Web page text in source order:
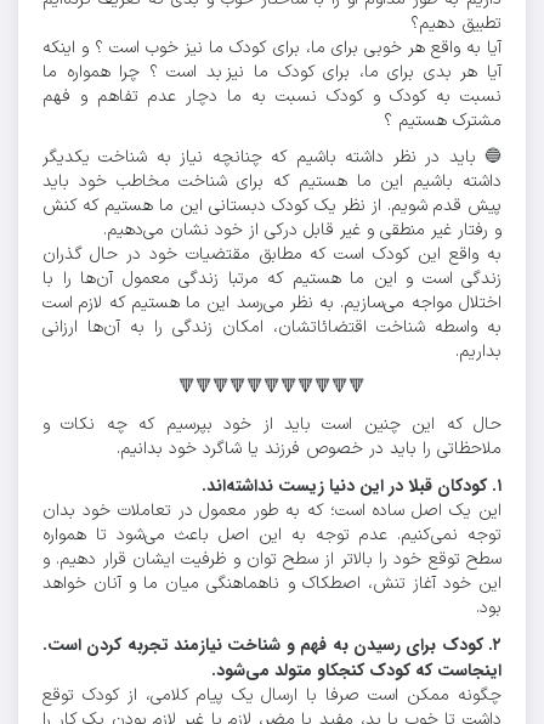
تطبیق دهیم؟
آیا به واقع هر خوبی برای ما، برای کودک ما نیز خوب است ؟ و اینکه
آیا هر بدی برای ما، برای کودک ما نیز بد است ؟ چرا همواره ما
نسبت به کودک و کودک نسبت به ما دچار عدم تفاهم و فهم
مشترک هستیم ؟
🔵 باید در نظر داشته باشیم که چنانچه نیاز به شناخت یکدیگر
داشته باشیم این ما هستیم که برای شناخت مخاطب خود باید
پیش قدم شویم. از نظر یک کودک دبستانی این ما هستیم که کنش
و رفتار غیر منطقی و غیر قابل درکی از خود نشان می‌دهیم.
به واقع این کودک است که مطابق مقتضیات خود در حال گذران
زندگی است و این ما هستیم که مرتبا زندگی معمول آن‌ها را با
اختلال مواجه می‌سازیم. به نظر می‌رسد این ما هستیم که لازم است
به واسطه شناخت اقتضائاتشان، امکان زندگی را به آن‌ها ارزانی
بداریم.
🔻🔻🔻🔻🔻🔻🔻🔻🔻🔻🔻
حال که این چنین است باید از خود بپرسیم که چه نکات و
ملاحظاتی را باید در خصوص فرزند یا شاگرد خود بدانیم.
۱. کودکان قبلا در این دنیا زیست نداشته‌اند.
این یک اصل ساده است؛ که به طور معمول در تعاملات خود بدان
توجه نمی‌کنیم. عدم توجه به این اصل باعث می‌شود تا همواره
سطح توقع خود را بالاتر از سطح توان و ظرفیت ایشان قرار دهیم. و
این خود آغاز تنش، اصطکاک و ناهماهنگی میان ما و آنان خواهد
بود.
۲. کودک برای رسیدن به فهم و شناخت نیازمند تجربه کردن است.
اینجاست که کودک کنجکاو متولد می‌شود.
چگونه ممکن است صرفا با ارسال یک پیام کلامی، از کودک توقع